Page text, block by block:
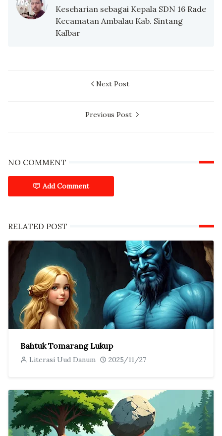
Keseharian sebagai Kepala SDN 16 Rade
Kecamatan Ambalau Kab. Sintang
Kalbar
Next Post
Previous Post
NO COMMENT
Add Comment
RELATED POST
Bahtuk Tomarang Lukup
Literasi Uud Danum 2025/11/27